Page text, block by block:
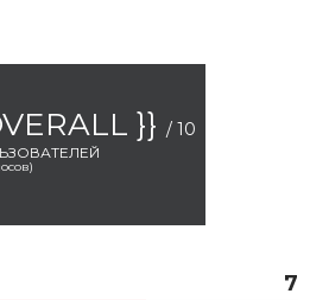
}} / 10
7